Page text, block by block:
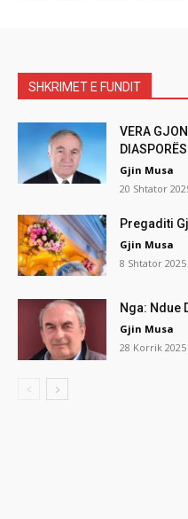
SHKRIMET E FUNDIT
VERA
Gjin Musa
20 Shtator
Pregaditi
Gjin Musa
8 Shtator 2025
Nga: Ndue
Gjin Musa
28 Korrik 2025